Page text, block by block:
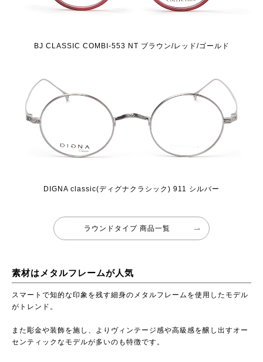
BJ CLASSIC COMBI-553 NT ブラウン/レッド/ゴールド
DIGNA classic(ディグナクラシック) 911 シルバー
ラウンドタイプ 商品一覧
素材はメタルフレームが人気
スマートで知的な印象を残す細身のメタルフレームを使用したモデル
がトレンド。
また彫金や装飾を施し、よりヴィンテージ感や高級感を醸し出すオー
センティックなモデルが多いのも特徴です。